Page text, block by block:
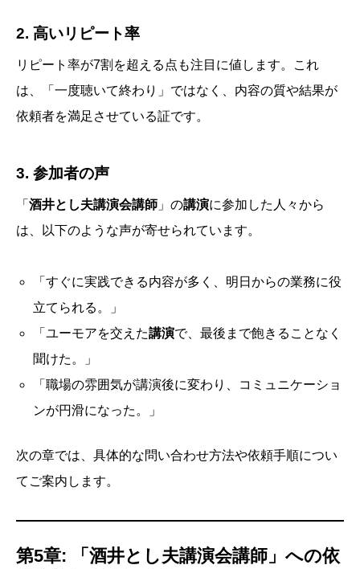
2. 高いリピート率
リピート率が7割を超える点も注目に値します。これ
は、「一度聴いて終わり」ではなく、内容の質や結果が
依頼者を満足させている証です。
3. 参加者の声
「 酒井とし夫講演会講師 」の講演に参加した人々から
は、以下のような声が寄せられています。
「すぐに実践できる内容が多く、明日からの業務に役
立てられる。」
「ユーモアを交えた講演で、最後まで飽きることなく
聞けた。」
「職場の雰囲気が講演後に変わり、コミュニケーショ
ンが円滑になった。」
次の章では、具体的な問い合わせ方法や依頼手順につい
てご案内します。
第5章: 「酒井とし夫講演会講師」への依